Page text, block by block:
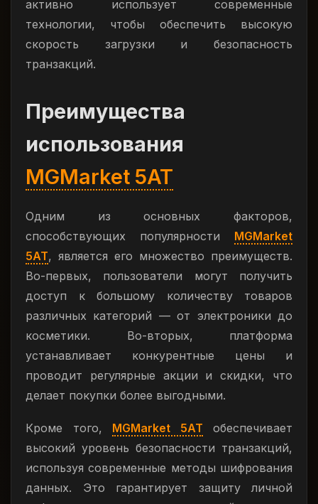
активно использует современные
технологии, чтобы обеспечить высокую
скорость загрузки и безопасность
транзакций.
Преимущества
использования
MGMarket 5AT
Одним из основных факторов,
способствующих популярности MGMarket
5AT, является его множество преимуществ.
Во-первых, пользователи могут получить
доступ к большому количеству товаров
различных категорий — от электроники до
косметики. Во-вторых, платформа
устанавливает конкурентные цены и
проводит регулярные акции и скидки, что
делает покупки более выгодными.
Кроме того, MGMarket 5AT обеспечивает
высокий уровень безопасности транзакций,
используя современные методы шифрования
данных. Это гарантирует защиту личной